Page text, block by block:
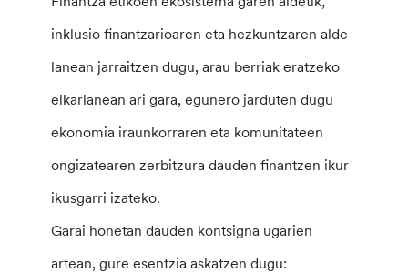
inklusio finantzarioaren eta hezkuntzaren alde
lanean jarraitzen dugu, arau berriak eratzeko
elkarlanean ari gara, egunero jarduten dugu
ekonomia iraunkorraren eta komunitateen
ongizatearen zerbitzura dauden finantzen ikur
ikusgarri izateko.
Garai honetan dauden kontsigna ugarien
artean, gure esentzia askatzen dugu: